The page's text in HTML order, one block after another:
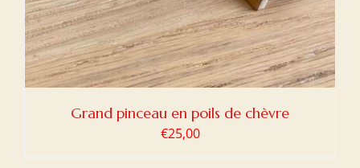
Grand pinceau en poils de chèvre
€25,00